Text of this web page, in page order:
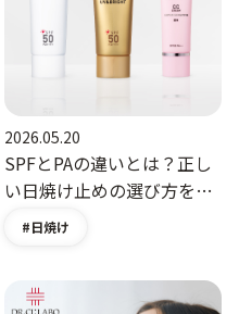
2026.05.20
SPFとPAの違いとは？正し
い日焼け止めの選び方をご
紹介｜美肌コラム｜ドクタ
日焼け